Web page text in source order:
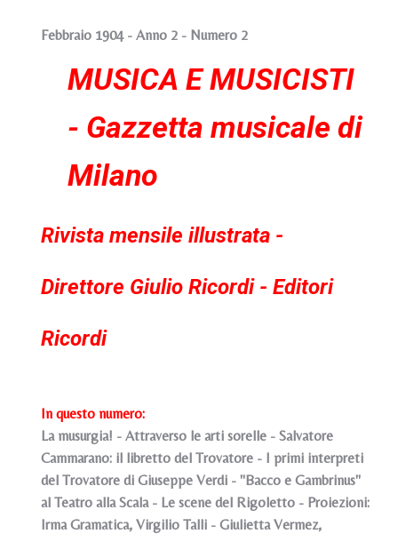
Febbraio 1904 - Anno 2 - Numero 2
MUSICA E MUSICISTI
- Gazzetta musicale di
Milano
Rivista mensile illustrata -
Direttore Giulio Ricordi - Editori
Ricordi
In questo numero:
La musurgia! - Attraverso le arti sorelle - Salvatore
Cammarano: il libretto del Trovatore - I primi interpreti
del Trovatore di Giuseppe Verdi - "Bacco e Gambrinus"
al Teatro alla Scala - Le scene del Rigoletto - Proiezioni:
Irma Gramatica, Virgilio Talli - Giulietta Vermez,